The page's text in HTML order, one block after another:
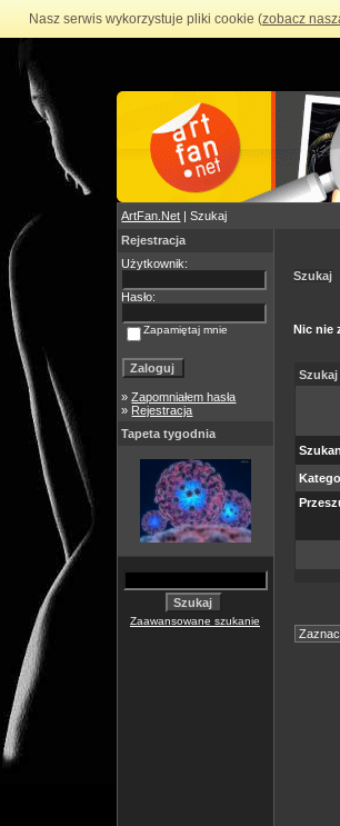
Nasz serwis wykorzystuje pliki cookie (zobacz
ArtFan.Net | Szukaj
Rejestracja
Użytkownik:
Hasło:
Zapamiętaj mnie
»Zapomniałem hasła
» Rejestracja
Tapeta tygodnia
Zaawansowane szukanie
Szukaj
Nic nie
Szukaj